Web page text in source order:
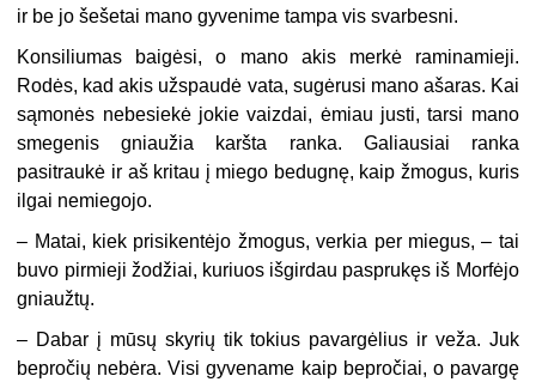
ir be jo šešetai mano gyvenime tampa vis svarbesni.
Konsiliumas baigėsi, o mano akis merkė raminamieji.
Rodės, kad akis užspaudė vata, sugėrusi mano ašaras. Kai
sąmonės nebesiekė jokie vaizdai, ėmiau justi, tarsi mano
smegenis gniaužia karšta ranka. Galiausiai ranka
pasitraukė ir aš kritau į miego bedugnę, kaip žmogus, kuris
ilgai nemiegojo.
– Matai, kiek prisikentėjo žmogus, verkia per miegus, – tai
buvo pirmieji žodžiai, kuriuos išgirdau pasprukęs iš Morfėjo
gniaužtų.
– Dabar į mūsų skyrių tik tokius pavargėlius ir veža. Juk
bepročių nebėra. Visi gyvename kaip bepročiai, o pavargę